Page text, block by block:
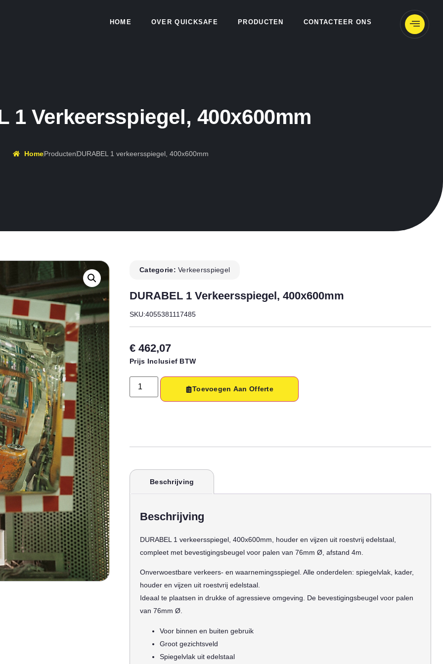
HOME OVER QUICKSAFE PRODUCTEN CONTACTEER ONS
1 Verkeersspiegel, 400x600mm
HomeProductenDURABEL 1 verkeersspiegel, 400x600mm
Categorie:Verkeersspiegel
DURABEL 1 Verkeersspiegel, 400x600mm
SKU:4055381117485
€ 462,07
Prijs Inclusief BTW
Toevoegen Aan Offerte
Beschrijving
Beschrijving
DURABEL 1 verkeersspiegel, 400x600mm, houder en vijzen uit roestvrij edelstaal,
compleet met bevestigingsbeugel voor palen van 76mm Ø, afstand 4m.
Onverwoestbare verkeers- en waarnemingsspiegel. Alle onderdelen: spiegelvlak, kader,
houder en vijzen uit roestvrij edelstaal.
Ideaal te plaatsen in drukke of agressieve omgeving. De bevestigingsbeugel voor palen
van 76mm Ø.
Voor binnen en buiten gebruik
Groot gezichtsveld
Spiegelvlak uit edelstaal